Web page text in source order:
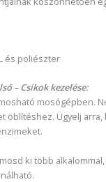
és poliészter
– Csíkok kezelése:
mosógépben.
öblítéshez. Ügyelj
ki több